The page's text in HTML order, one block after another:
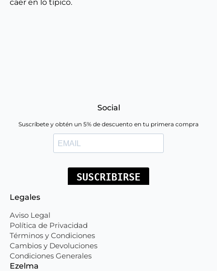
caer en lo típico.
Social
Suscríbete y obtén un 5% de descuento en tu primera compra
Legales
Aviso Legal
Política de Privacidad
Términos y Condiciones
Cambios y Devoluciones
Condiciones Generales
Ezelma